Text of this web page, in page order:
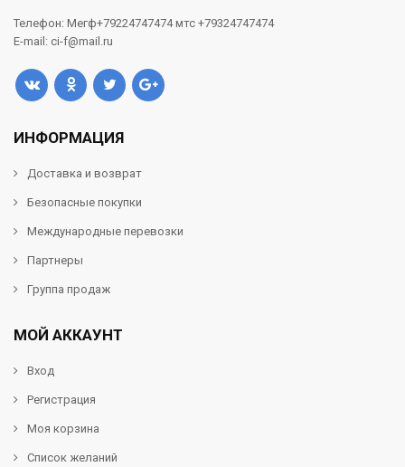
Телефон: Мегф+79224747474 мтс +79324747474
E-mail: ci-f@mail.ru
ИНФОРМАЦИЯ
Доставка и возврат
Безопасные покупки
Международные перевозки
Партнеры
Группа продаж
МОЙ АККАУНТ
Вход
Регистрация
Моя корзина
Список желаний